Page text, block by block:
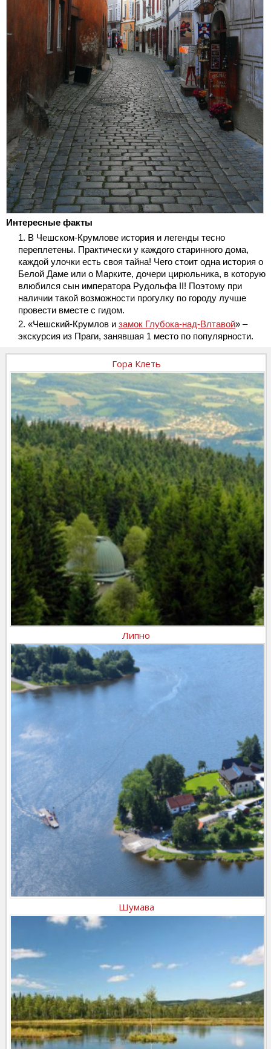
Интересные факты
В Чешском-Крумлове история и легенды тесно
переплетены. Практически у каждого старинного дома,
каждой улочки есть своя тайна! Чего стоит одна история о
Белой Даме или о Марките, дочери цирюльника, в которую
влюбился сын императора Рудольфа II! Поэтому при
наличии такой возможности прогулку по городу лучше
провести вместе с гидом.
«Чешский-Крумлов и замок Глубока-над-Влтавой» –
экскурсия из Праги, занявшая 1 место по популярности.
Гора Клеть
Липно
Шумава